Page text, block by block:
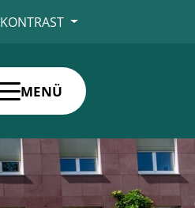
KONTRAST
MENÜ